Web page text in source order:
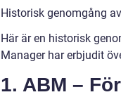
Historisk genomgång
Här är en historisk
Manager har erbjudit
1. ABM –